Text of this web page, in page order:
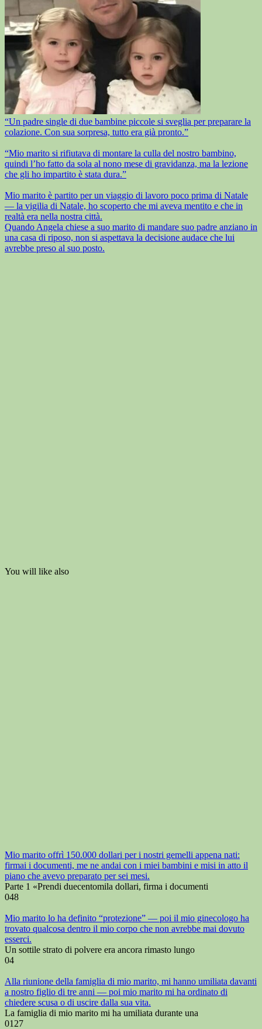
“Un padre single di due bambine piccole si sveglia per preparare la
colazione. Con sua sorpresa, tutto era già pronto.”
“Mio marito si rifiutava di montare la culla del nostro bambino,
quindi l’ho fatto da sola al nono mese di gravidanza, ma la lezione
che gli ho impartito è stata dura.”
Mio marito è partito per un viaggio di lavoro poco prima di Natale
— la vigilia di Natale, ho scoperto che mi aveva mentito e che in
realtà era nella nostra città.
Quando Angela chiese a suo marito di mandare suo padre anziano in
una casa di riposo, non si aspettava la decisione audace che lui
avrebbe preso al suo posto.
You will like also
Mio marito offrì 150.000 dollari per i nostri gemelli appena nati:
firmai i documenti, me ne andai con i miei bambini e misi in atto il
piano che avevo preparato per sei mesi.
Parte 1 «Prendi duecentomila dollari, firma i documenti
048
Mio marito lo ha definito “protezione” — poi il mio ginecologo ha
trovato qualcosa dentro il mio corpo che non avrebbe mai dovuto
esserci.
Un sottile strato di polvere era ancora rimasto lungo
04
Alla riunione della famiglia di mio marito, mi hanno umiliata davanti
a nostro figlio di tre anni — poi mio marito mi ha ordinato di
chiedere scusa o di uscire dalla sua vita.
La famiglia di mio marito mi ha umiliata durante una
0127